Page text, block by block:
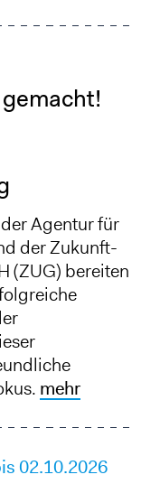
Agentur für
der Zukunft-
(ZUG) bereiten
mehr
02.10.2026